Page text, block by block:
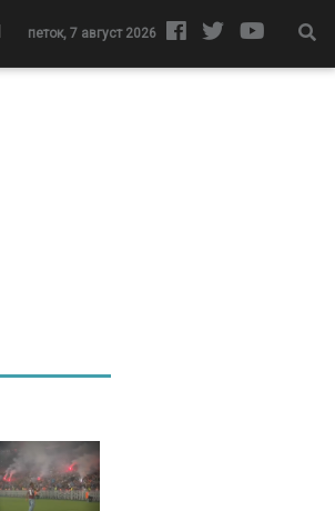
петок, 7 август 2026